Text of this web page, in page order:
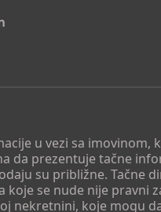
u vezi sa
da prezentuje tačne
su približne. Tačne
koje se nude nije pravni
nekretnini, koje mogu